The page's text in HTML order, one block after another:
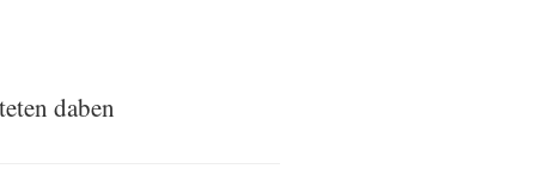
daben